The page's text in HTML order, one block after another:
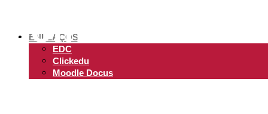
ENLLAÇOS
EDC
Clickedu
Moodle Docus
Com es viu a